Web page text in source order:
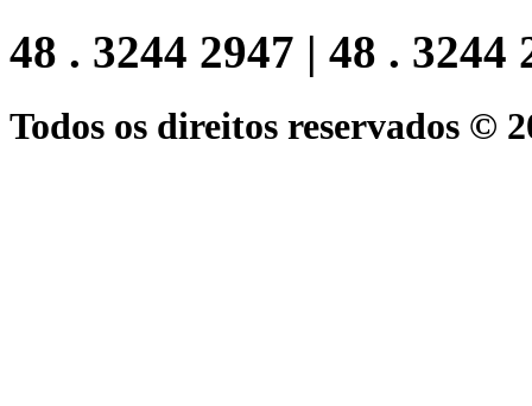
48 . 3244 2947 | 48 . 3244
Todos os direitos reservados ©